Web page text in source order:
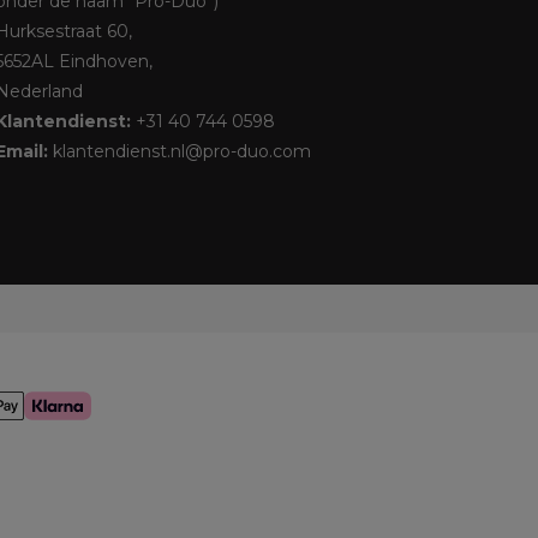
60,
Eindhoven,
+31 40 744 0598
klantendienst.nl@pro-duo.com